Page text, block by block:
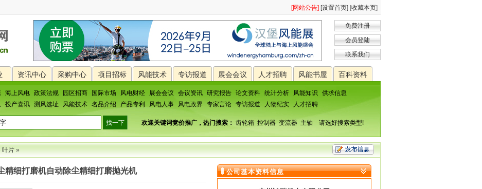
[网站公告] [设置首页] [收藏本页]
免费注册
会员登陆
联系我们
资讯中心 采购中心 项目招标 风能技术 专访报道 展会会议 人才招聘 风能书屋 百科资料
海上风电 政策法规 园区招商 国际市场 风电财经 展会会议 会议资讯 研究报告 论文资料 统计分析 风能知识
供求信息
投产喜讯 测风选址 风能技术 名品介绍 产品专利 风电人事 风电政界 专家言论 专访报道 人物纪实 人才招聘
欢迎关键词竞价推广，热门搜索： 齿轮箱 控制器 变流器 主轴 请选好搜索类型!
叶片»
精细打磨机自动除尘精细打磨抛光机 公司基本资料信息